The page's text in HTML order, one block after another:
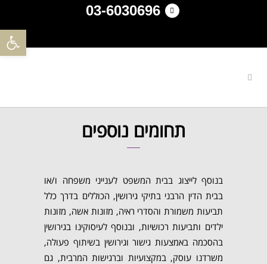
פתח
03-6030696
תחומים נוספים
בנוסף לייצוג בבית המשפט לענייני משפחה ו/או
בבית הדין הרבני בתיקי גירושין, הכוללים בדרך כלל
תביעות משמורת והסדרי ראיה, מזונות אשה, מזונות
ילדים ותביעות רכושיות, ובנוסף לעיסוקינו בגירושין
בהסכמה באמצעות גישור וגירושין בשיתוף פעולה,
משרדנו עוסק, במקצועיות וברגישות המרבית, גם